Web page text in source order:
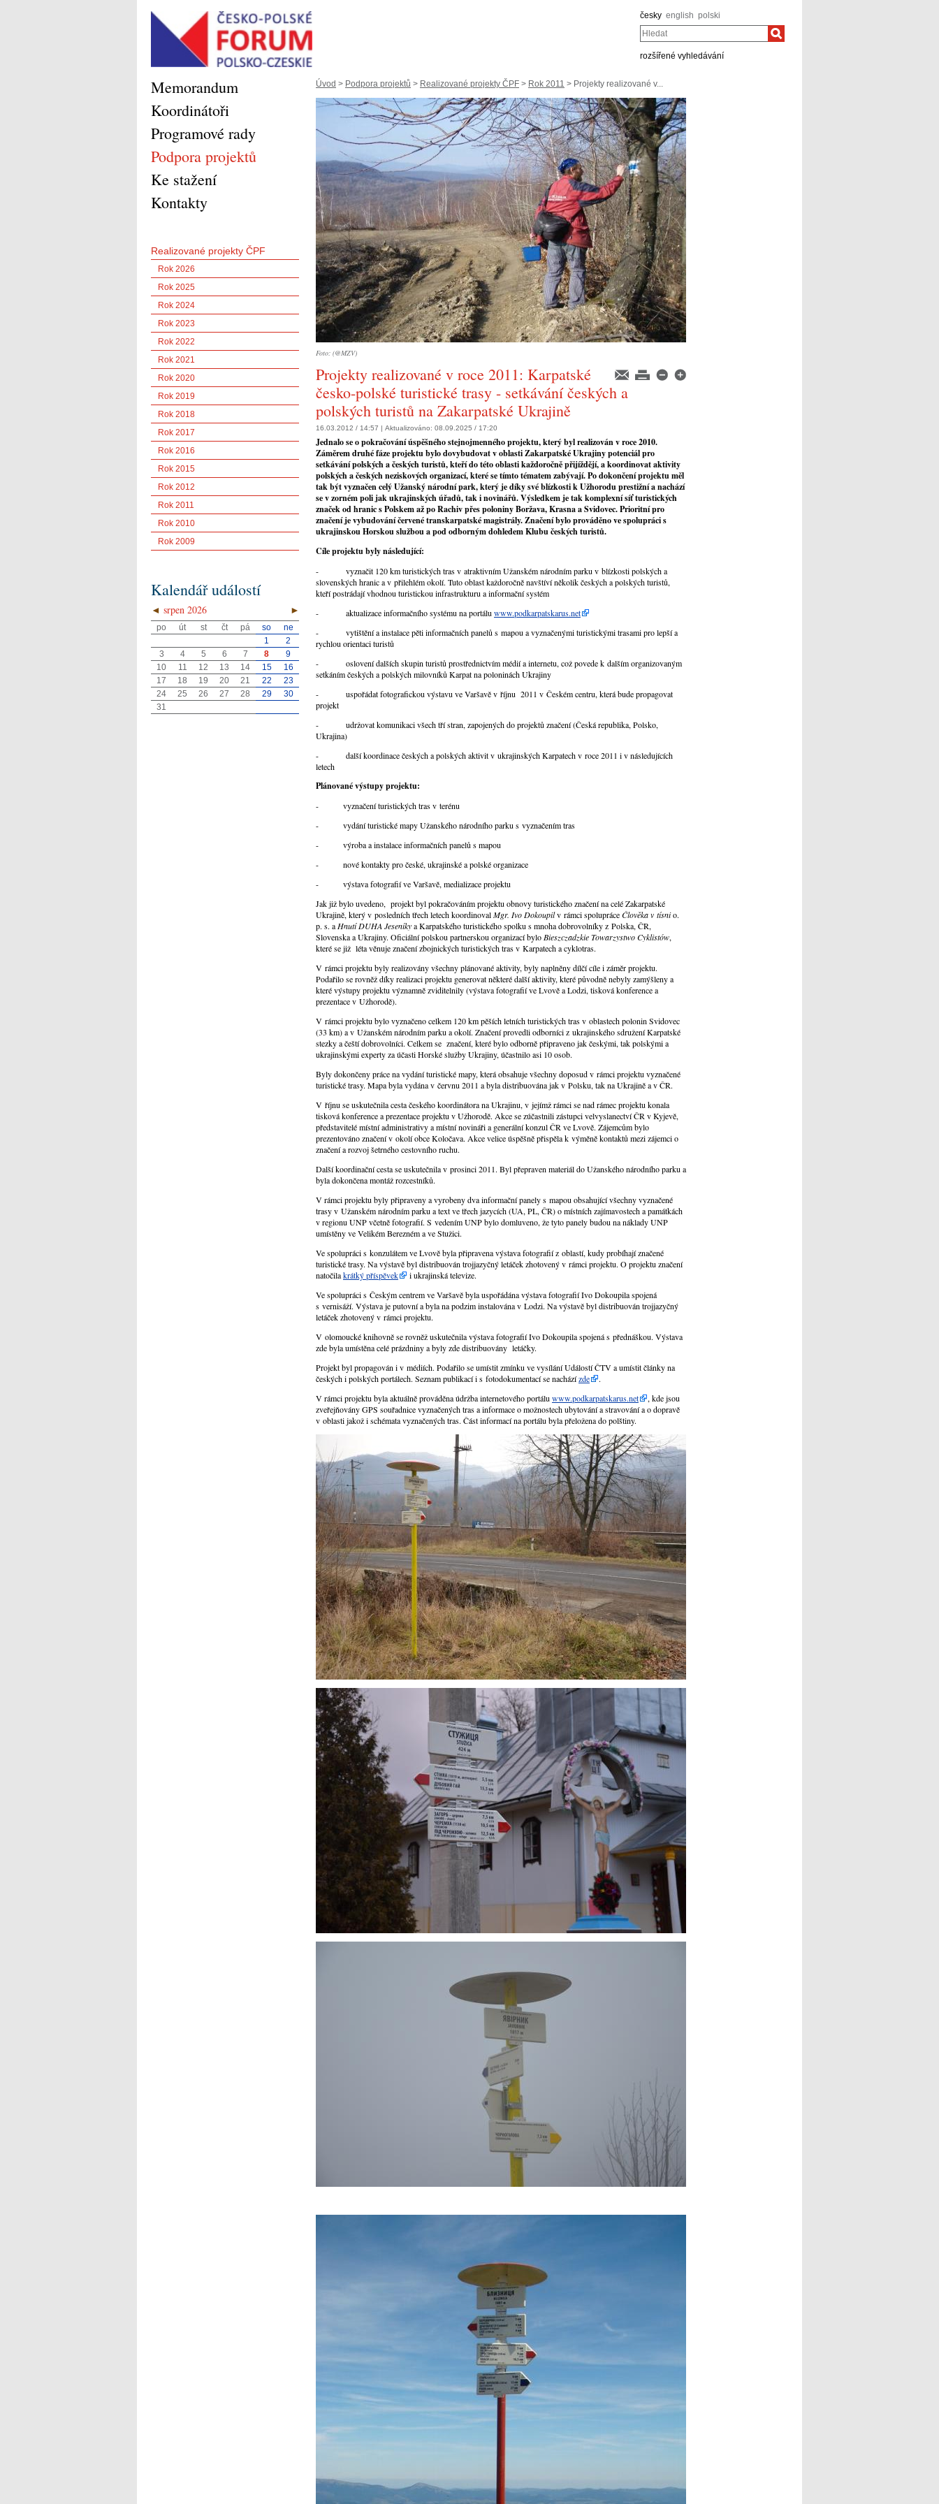
česky english polski
Hledat
rozšířené vyhledávání
Úvod > Podpora projektů > Realizované projekty ČPF > Rok 2011 > Projekty realizované v...
Foto: (@MZV)
Projekty realizované v roce 2011: Karpatské
česko-polské turistické trasy - setkávání českých a
polských turistů na Zakarpatské Ukrajině
16.03.2012 / 14:57 | Aktualizováno: 08.09.2025 / 17:20
Jednalo se o pokračování úspěšného stejnojmenného projektu, který byl realizován v roce 2010.
Záměrem druhé fáze projektu bylo dovybudovat v oblasti Zakarpatské Ukrajiny potenciál pro
setkávání polských a českých turistů, kteří do této oblasti každoročně přijíždějí, a koordinovat aktivity
polských a českých neziskových organizací, které se tímto tématem zabývají. Po dokončení projektu měl
tak být vyznačen celý Užanský národní park, který je díky své blízkosti k Užhorodu prestižní a nachází
se v zorném poli jak ukrajinských úřadů, tak i novinářů. Výsledkem je tak komplexní síť turistických
značek od hranic s Polskem až po Rachiv přes poloniny Boržava, Krasna a Svidovec. Prioritní pro
značení je vybudování červené transkarpatské magistrály. Značení bylo prováděno ve spolupráci s
ukrajinskou Horskou službou a pod odborným dohledem Klubu českých turistů.
Cíle projektu byly následující:
- vyznačit 120 km turistických tras v atraktivním Užanském národním parku v blízkosti polských a
slovenských hranic a v přilehlém okolí. Tuto oblast každoročně navštíví několik českých a polských turistů,
kteří postrádají vhodnou turistickou infrastrukturu a informační systém
- aktualizace informačního systému na portáluwww.podkarpatskarus.net
- vytištění a instalace pěti informačních panelů s mapou a vyznačenými turistickými trasami pro lepší a
rychlou orientaci turistů
- oslovení dalších skupin turistů prostřednictvím médií a internetu, což povede k dalším organizovaným
setkáním českých a polských milovníků Karpat na poloninách Ukrajiny
- uspořádat fotografickou výstavu ve Varšavě v říjnu 2011 v Českém centru, která bude propagovat
projekt
- udržovat komunikaci všech tří stran, zapojených do projektů značení (Česká republika, Polsko,
Ukrajina)
- další koordinace českých a polských aktivit v ukrajinských Karpatech v roce 2011 i v následujících
letech
Plánované výstupy projektu:
- vyznačení turistických tras v terénu
- vydání turistické mapy Užanského národního parku s vyznačením tras
- výroba a instalace informačních panelů s mapou
- nové kontakty pro české, ukrajinské a polské organizace
- výstava fotografií ve Varšavě, medializace projektu
Jak již bylo uvedeno, projekt byl pokračováním projektu obnovy turistického značení na celé Zakarpatské
Ukrajině, který v posledních třech letech koordinovalMgr. Ivo Dokoupilv rámci spolupráceČlověka v tísnio.
p. s. aHnutí DUHA Jeseníkya Karpatského turistického spolku s mnoha dobrovolníky z Polska, ČR,
Slovenska a Ukrajiny. Oficiální polskou partnerskou organizací byloBieszczadzkie Towarzystwo Cyklistów,
které se již léta věnuje značení zbojnických turistických tras v Karpatech a cyklotras.
V rámci projektu byly realizovány všechny plánované aktivity, byly naplněny dílčí cíle i záměr projektu.
Podařilo se rovněž díky realizaci projektu generovat některé další aktivity, které původně nebyly zamýšleny a
které výstupy projektu významně zviditelnily (výstava fotografií ve Lvově a Lodzi, tisková konference a
prezentace v Užhorodě).
V rámci projektu bylo vyznačeno celkem 120 km pěších letních turistických tras v oblastech polonin Svidovec
(33 km) a v Užanském národním parku a okolí. Značení provedli odborníci z ukrajinského sdružení Karpatské
stezky a čeští dobrovolníci. Celkem se značení, které bylo odborně připraveno jak českými, tak polskými a
ukrajinskými experty za účasti Horské služby Ukrajiny, účastnilo asi 10 osob.
Byly dokončeny práce na vydání turistické mapy, která obsahuje všechny doposud v rámci projektu vyznačené
turistické trasy. Mapa byla vydána v červnu 2011 a byla distribuována jak v Polsku, tak na Ukrajině a v ČR.
V říjnu se uskutečnila cesta českého koordinátora na Ukrajinu, v jejímž rámci se nad rámec projektu konala
tisková konference a prezentace projektu v Užhorodě. Akce se zúčastnili zástupci velvyslanectví ČR v Kyjevě,
představitelé místní administrativy a místní novináři a generální konzul ČR ve Lvově. Zájemcům bylo
prezentováno značení v okolí obce Koločava. Akce velice úspěšně přispěla k výměně kontaktů mezi zájemci o
značení a rozvoj šetrného cestovního ruchu.
Další koordinační cesta se uskutečnila v prosinci 2011. Byl přepraven materiál do Užanského národního parku a
byla dokončena montáž rozcestníků.
V rámci projektu byly připraveny a vyrobeny dva informační panely s mapou obsahující všechny vyznačené
trasy v Užanském národním parku a text ve třech jazycích (UA, PL, ČR) o místních zajímavostech a památkách
v regionu UNP včetně fotografií. S vedením UNP bylo domluveno, že tyto panely budou na náklady UNP
umístěny ve Velikém Berezném a ve Stužici.
Ve spolupráci s konzulátem ve Lvově byla připravena výstava fotografií z oblastí, kudy probíhají značené
turistické trasy. Na výstavě byl distribuován trojjazyčný letáček zhotovený v rámci projektu. O projektu značení
natočilakrátký příspěvek
i ukrajinská televize.
Ve spolupráci s Českým centrem ve Varšavě byla uspořádána výstava fotografií Ivo Dokoupila spojená
s vernisáží. Výstava je putovní a byla na podzim instalována v Lodzi. Na výstavě byl distribuován trojjazyčný
letáček zhotovený v rámci projektu.
V olomoucké knihovně se rovněž uskutečnila výstava fotografií Ivo Dokoupila spojená s přednáškou. Výstava
zde byla umístěna celé prázdniny a byly zde distribuovány letáčky.
Projekt byl propagován i v médiích. Podařilo se umístit zmínku ve vysílání Událostí ČTV a umístit články na
českých i polských portálech. Seznam publikací i s fotodokumentací se nacházízde
.
V rámci projektu byla aktuálně prováděna údržba internetového portáluwww.podkarpatskarus.net
, kde jsou
zveřejňovány GPS souřadnice vyznačených tras a informace o možnostech ubytování a stravování a o dopravě
v oblasti jakož i schémata vyznačených tras. Část informací na portálu byla přeložena do polštiny.
Memorandum
Koordinátoři
Programové rady
Podpora projektů
Ke stažení
Kontakty
Realizované projekty ČPF
Rok 2026
Rok 2025
Rok 2024
Rok 2023
Rok 2022
Rok 2021
Rok 2020
Rok 2019
Rok 2018
Rok 2017
Rok 2016
Rok 2015
Rok 2012
Rok 2011
Rok 2010
Rok 2009
Kalendář událostí
◄ ►
srpen 2026
po út st čt pá so
ne
1
2
3
4 5 6 7 8
9
10
11 12 13 14 15
16
17
18 19 20 21 22
23
24
25 26 27 28 29
30
31